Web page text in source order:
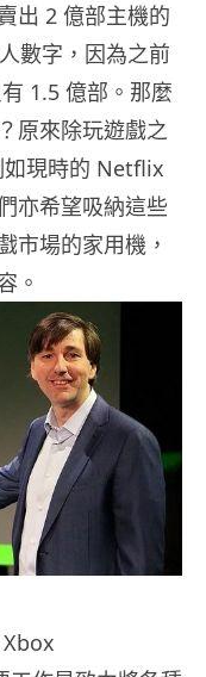
出 2 億部主機的
數字，因為之前
1.5 億部。那麼
原來除玩遊戲之
如現時的 Netflix
亦希望吸納這些
市場的家用機，
。